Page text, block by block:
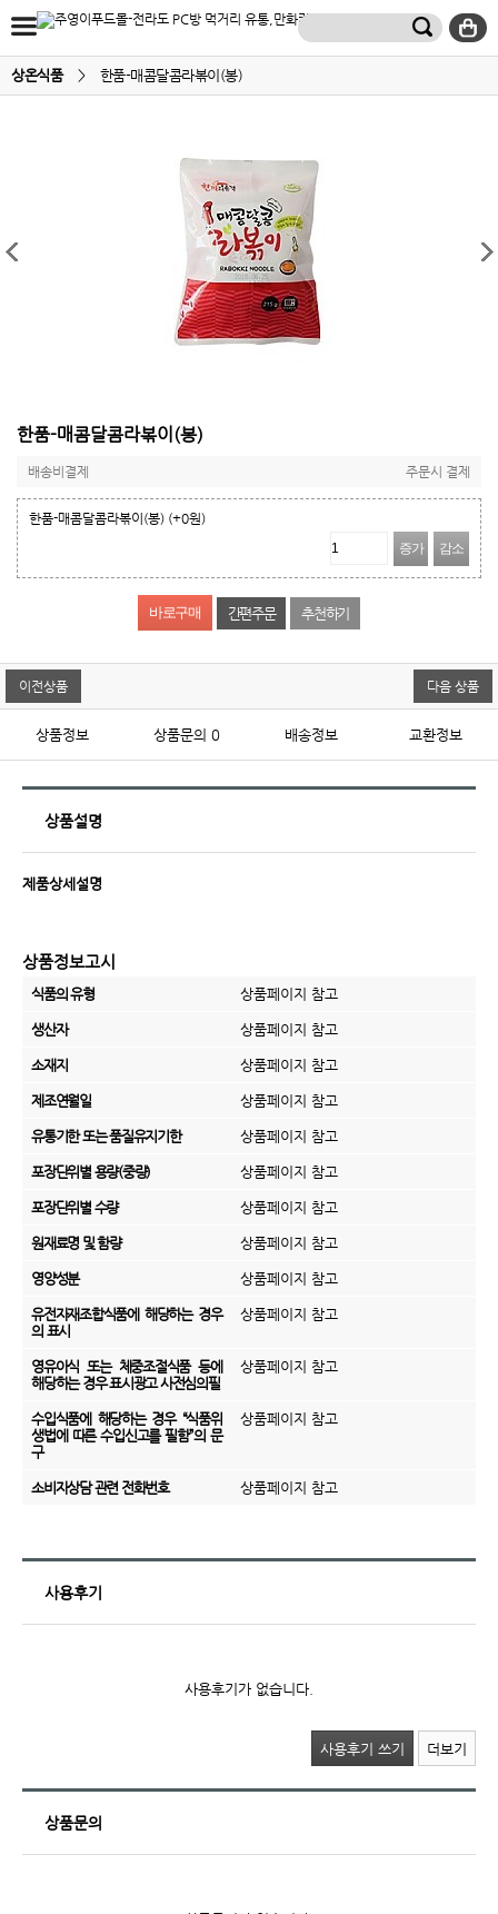
상온식품 > 한품-매콤달콤라볶이(봉)
한품-매콤달콤라볶이(봉)
배송비결제 주문시 결제
한품-매콤달콤라볶이(봉) (+0원)
증가
감소
간편주문 추천하기
이전상품 다음 상품
상품정보 상품문의 0 배송정보 교환정보
상품설명
제품상세설명
상품정보고시
식품의 유형 상품페이지 참고
생산자 상품페이지 참고
소재지 상품페이지 참고
제조연월일 상품페이지 참고
유통기한 또는 품질유지기한 상품페이지 참고
포장단위별 용량(중량) 상품페이지 참고
포장단위별 수량 상품페이지 참고
원재료명 및 함량 상품페이지 참고
영양성분 상품페이지 참고
유전자재조합식품에 해당하는 경우
의 표시
상품페이지 참고
영유아식 또는 체중조절식품 등에
해당하는 경우 표시광고 사전심의필
상품페이지 참고
수입식품에 해당하는 경우 “식품위
생법에 따른 수입신고를 필함”의 문
구
상품페이지 참고
소비자상담 관련 전화번호 상품페이지 참고
사용후기
사용후기가 없습니다.
사용후기 쓰기 더보기
상품문의